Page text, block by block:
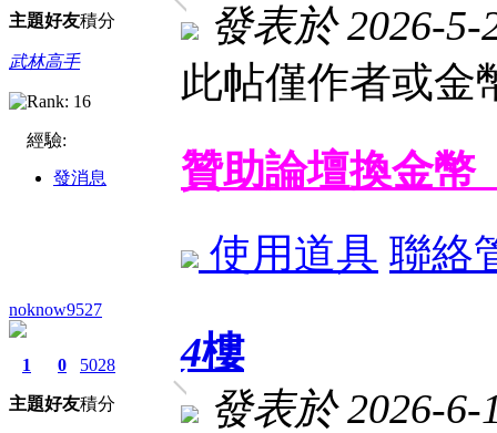
主題好友積分
武林高手
經驗:
發消息
發表於 2026-5-
此帖僅作者或金
贊助論壇換金
使用道具 聯絡
noknow9527
1
主題
0
好友
5028
積分
4樓
發表於 2026-6-